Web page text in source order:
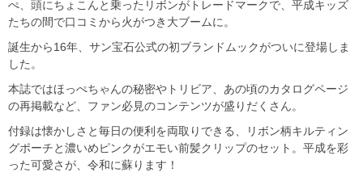
ぺ、頭にちょこんと乗ったリボンがトレードマークで、平成キッズ
たちの間で口コミから火がつき大ブームに。
誕生から16年、サン宝石公式の初ブランドムックがついに登場しま
した。
本誌ではほっぺちゃんの秘密やトリビア、あの頃のカタログページ
の再掲載など、ファン必見のコンテンツが盛りだくさん。
付録は懐かしさと毎日の便利を両取りできる、リボン柄キルティン
グポーチと濃いめピンクがエモい前髪クリップのセット。平成を彩
った可愛さが、令和に蘇ります！